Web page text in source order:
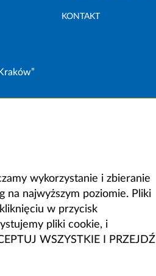
KONTAKT
wykorzystanie i zbieranie
na najwyższym poziomie. Pliki
w przycisk
pliki cookie, i
WSZYSTKIE I PRZEJDŹ